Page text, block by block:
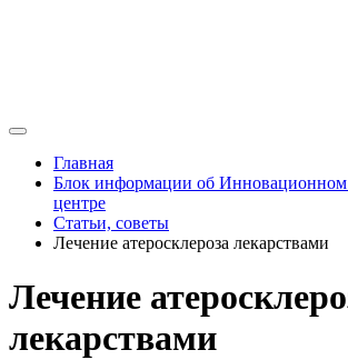
Главная
Блок информации об Инновационном
центре
Статьи, советы
Лечение атеросклероза лекарствами
Лечение
лекарствами